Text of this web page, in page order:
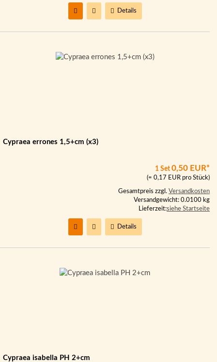
Details
Cypraea errones 1,5+cm (x3)
1 Set 0,50 EUR*
(= 0,17 EUR pro Stück)
Gesamtpreis zzgl. Versandkosten
Versandgewicht: 0.0100 kg
Lieferzeit:siehe Startseite
Details
Cypraea isabella PH 2+cm